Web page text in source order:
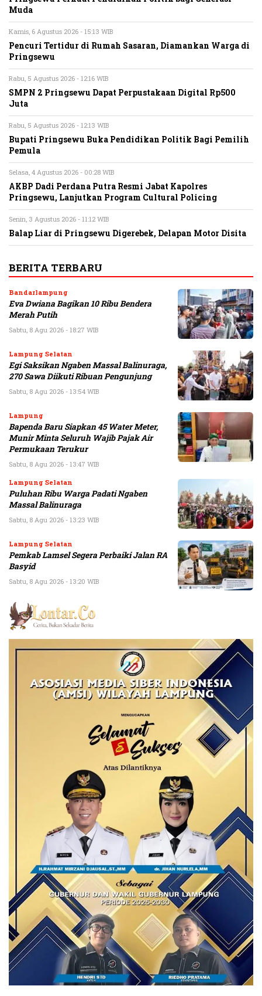
Muda
Kamis, 6 Agustus 2026 - 15:13 WIB
Pencuri Tertidur di Rumah Sasaran, Diamankan Warga di
Pringsewu
Rabu, 5 Agustus 2026 - 12:16 WIB
SMPN 2 Pringsewu Dapat Perpustakaan Digital Rp500
Juta
Rabu, 5 Agustus 2026 - 12:13 WIB
Bupati Pringsewu Buka Pendidikan Politik Bagi Pemilih
Pemula
Selasa, 4 Agustus 2026 - 00:28 WIB
AKBP Dadi Perdana Putra Resmi Jabat Kapolres
Pringsewu, Lanjutkan Program Cultural Policing
Senin, 3 Agustus 2026 - 11:12 WIB
Balap Liar di Pringsewu Digerebek, Delapan Motor Disita
BERITA TERBARU
Bandarlampung
Eva Dwiana Bagikan 10 Ribu Bendera
Merah Putih
Sabtu, 8 Agu 2026 - 18:27 WIB
Lampung Selatan
Egi Saksikan Ngaben Massal Balinuraga,
270 Sawa Diikuti Ribuan Pengunjung
Sabtu, 8 Agu 2026 - 13:54 WIB
Lampung
Bapenda Baru Siapkan 45 Water Meter,
Munir Minta Seluruh Wajib Pajak Air
Permukaan Terukur
Sabtu, 8 Agu 2026 - 13:47 WIB
Lampung Selatan
Puluhan Ribu Warga Padati Ngaben
Massal Balinuraga
Sabtu, 8 Agu 2026 - 13:23 WIB
Lampung Selatan
Pemkab Lamsel Segera Perbaiki Jalan RA
Basyid
Sabtu, 8 Agu 2026 - 13:20 WIB